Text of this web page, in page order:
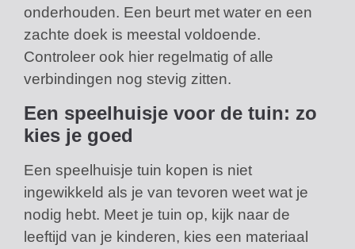
onderhouden. Een beurt met water en een
zachte doek is meestal voldoende.
Controleer ook hier regelmatig of alle
verbindingen nog stevig zitten.
Een speelhuisje voor de tuin: zo
kies je goed
Een speelhuisje tuin kopen is niet
ingewikkeld als je van tevoren weet wat je
nodig hebt. Meet je tuin op, kijk naar de
leeftijd van je kinderen, kies een materiaal